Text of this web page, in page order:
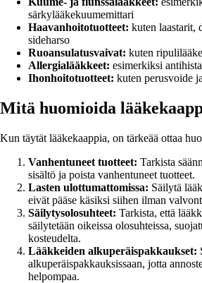
särkylääkekuumemittari
Haavanhoitotuotteet: kuten laastarit,
sideharso
Ruoansulatusvaivat: kuten
Allergialääkkeet: esimerkiksi
Ihonhoitotuotteet: kuten perusvoide
Mitä huomioida
Kun täytät lääkekaappia, on tärkeää ottaa
Vanhentuneet tuotteet: Tarkista
sisältö ja poista vanhentuneet tuotteet.
Lasten ulottumattomissa: Säilytä
eivät pääse käsiksi siihen ilman
Säilytysolosuhteet: Tarkista, että
säilytetään oikeissa olosuhteissa,
kosteudelta.
Lääkkeiden alkuperäispakkaukset:
alkuperäispakkauksissaan, jotta
helpompaa.